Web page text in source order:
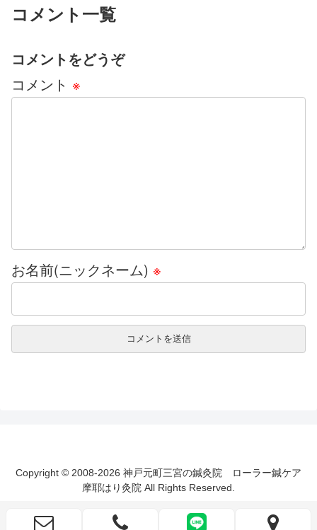
コメント一覧
コメントをどうぞ
コメント ※
お名前(ニックネーム) ※
Copyright © 2008-2026 神戸元町三宮の鍼灸院 ローラー鍼ケア
摩耶はり灸院 All Rights Reserved.